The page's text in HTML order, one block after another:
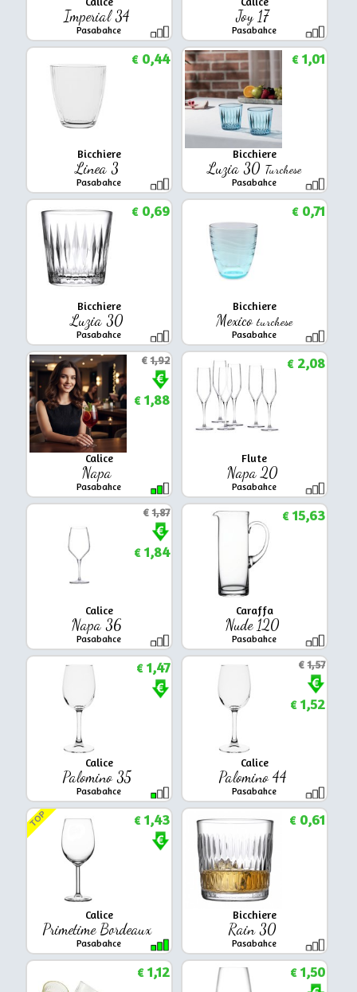
Imperial 34
Pasabahce
Joy 17
Pasabahce
Bicchiere
Linea 3
Pasabahce
€0,44
Bicchiere
Luzia 30 Turchese
Pasabahce
€1,01
Bicchiere
Luzia 30
Pasabahce
€0,69
Bicchiere
Mexicoturchese
Pasabahce
€0,71
Calice
Napa
Pasabahce
€1,92
€1,88
Flute
Napa 20
Pasabahce
€2,08
Calice
Napa 36
Pasabahce
€1,87
€1,84
Caraffa
Nude 120
Pasabahce
€15,63
Calice
Palomino 35
Pasabahce
€1,47
Calice
Palomino 44
Pasabahce
€1,57
€1,52
Calice
Primetime Bordeaux
Pasabahce
TOP €1,43
Bicchiere
Rain 30
Pasabahce
€0,61
€1,12 €1,50